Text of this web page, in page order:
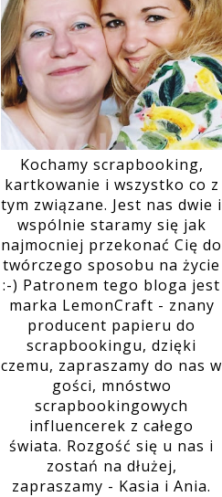
Kochamy scrapbooking,
kartkowanie i wszystko co z
tym związane. Jest nas dwie i
wspólnie staramy się jak
najmocniej przekonać Cię do
twórczego sposobu na życie
:-) Patronem tego bloga jest
marka LemonCraft - znany
producent papieru do
scrapbookingu, dzięki
czemu, zapraszamy do nas w
gości, mnóstwo
scrapbookingowych
influencerek z całego
świata. Rozgość się u nas i
zostań na dłużej,
zapraszamy - Kasia i Ania.